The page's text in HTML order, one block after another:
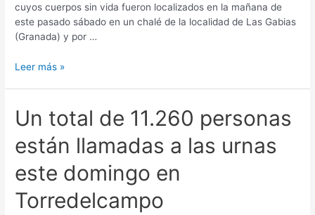
cuyos cuerpos sin vida fueron localizados en la mañana de
este pasado sábado en un chalé de la localidad de Las Gabias
(Granada) y por …
Leer más »
Un total de 11.260 personas
están llamadas a las urnas
este domingo en
Torredelcampo